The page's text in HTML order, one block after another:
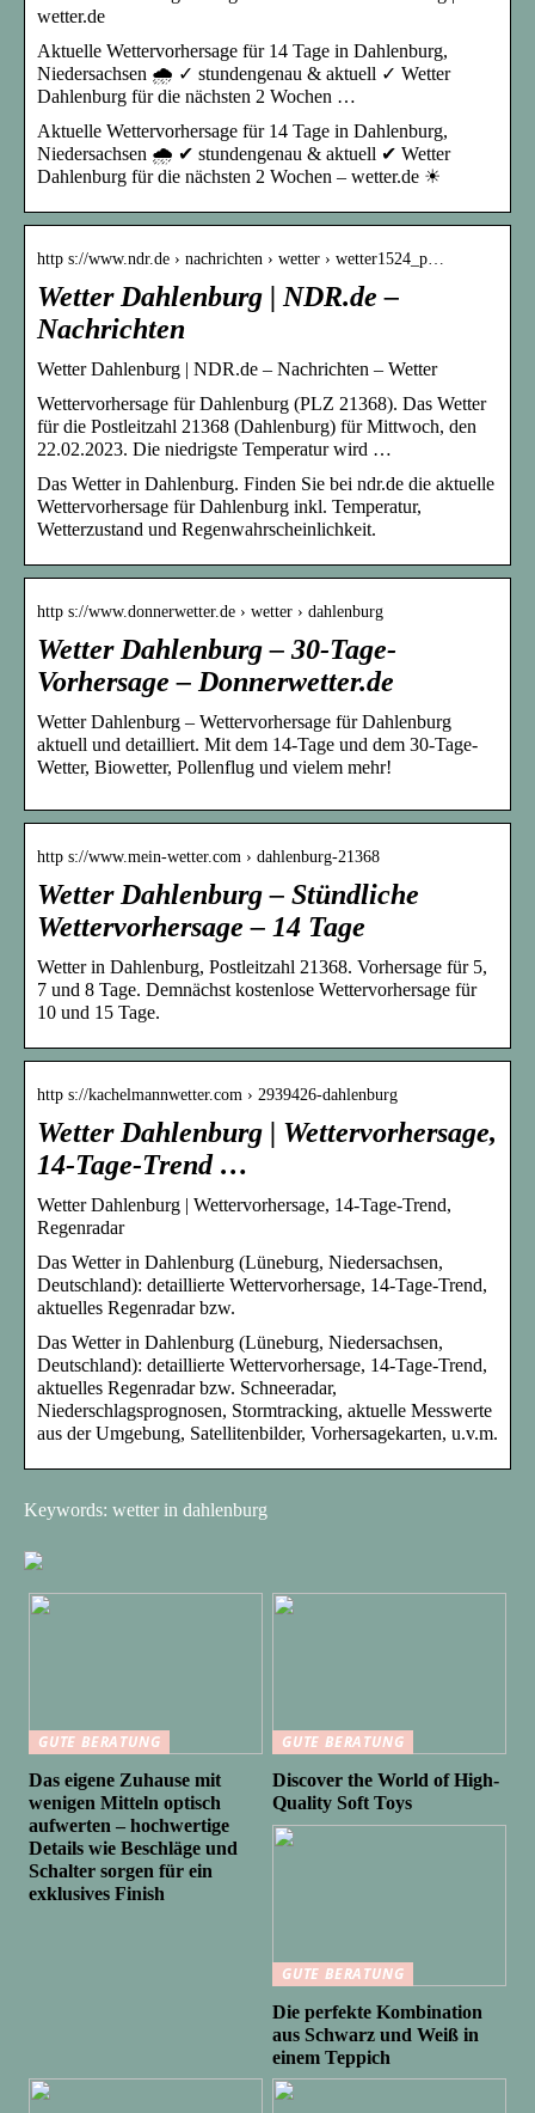
wetter.de
Aktuelle Wettervorhersage für 14 Tage in Dahlenburg,
Niedersachsen 🌧️ ✓ stundengenau & aktuell ✓ Wetter
Dahlenburg für die nächsten 2 Wochen …
Aktuelle Wettervorhersage für 14 Tage in Dahlenburg,
Niedersachsen 🌧️ ✔ stundengenau & aktuell ✔ Wetter
Dahlenburg für die nächsten 2 Wochen – wetter.de ☀
http s://www.ndr.de › nachrichten › wetter › wetter1524_p…
Wetter Dahlenburg | NDR.de –
Nachrichten
Wetter Dahlenburg | NDR.de – Nachrichten – Wetter
Wettervorhersage für Dahlenburg (PLZ 21368). Das Wetter
für die Postleitzahl 21368 (Dahlenburg) für Mittwoch, den
22.02.2023. Die niedrigste Temperatur wird …
Das Wetter in Dahlenburg. Finden Sie bei ndr.de die aktuelle
Wettervorhersage für Dahlenburg inkl. Temperatur,
Wetterzustand und Regenwahrscheinlichkeit.
http s://www.donnerwetter.de › wetter › dahlenburg
Wetter Dahlenburg – 30-Tage-
Vorhersage – Donnerwetter.de
Wetter Dahlenburg – Wettervorhersage für Dahlenburg
aktuell und detailliert. Mit dem 14-Tage und dem 30-Tage-
Wetter, Biowetter, Pollenflug und vielem mehr!
http s://www.mein-wetter.com › dahlenburg-21368
Wetter Dahlenburg – Stündliche
Wettervorhersage – 14 Tage
Wetter in Dahlenburg, Postleitzahl 21368. Vorhersage für 5,
7 und 8 Tage. Demnächst kostenlose Wettervorhersage für
10 und 15 Tage.
http s://kachelmannwetter.com › 2939426-dahlenburg
Wetter Dahlenburg | Wettervorhersage,
14-Tage-Trend …
Wetter Dahlenburg | Wettervorhersage, 14-Tage-Trend,
Regenradar
Das Wetter in Dahlenburg (Lüneburg, Niedersachsen,
Deutschland): detaillierte Wettervorhersage, 14-Tage-Trend,
aktuelles Regenradar bzw.
Das Wetter in Dahlenburg (Lüneburg, Niedersachsen,
Deutschland): detaillierte Wettervorhersage, 14-Tage-Trend,
aktuelles Regenradar bzw. Schneeradar,
Niederschlagsprognosen, Stormtracking, aktuelle Messwerte
aus der Umgebung, Satellitenbilder, Vorhersagekarten, u.v.m.
Keywords: wetter in dahlenburg
GUTE BERATUNG
Das eigene Zuhause mit
wenigen Mitteln optisch
aufwerten – hochwertige
Details wie Beschläge und
Schalter sorgen für ein
exklusives Finish
GUTE BERATUNG
Discover the World of High-
Quality Soft Toys
GUTE BERATUNG
Die perfekte Kombination
aus Schwarz und Weiß in
einem Teppich